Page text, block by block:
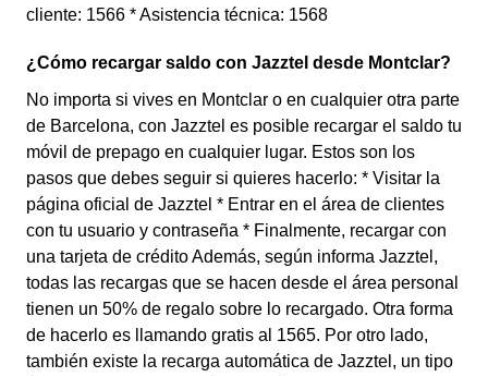
cliente: 1566 * Asistencia técnica: 1568
¿Cómo recargar saldo con Jazztel desde Montclar?
No importa si vives en Montclar o en cualquier otra parte
de Barcelona, con Jazztel es posible recargar el saldo tu
móvil de prepago en cualquier lugar. Estos son los
pasos que debes seguir si quieres hacerlo: * Visitar la
página oficial de Jazztel * Entrar en el área de clientes
con tu usuario y contraseña * Finalmente, recargar con
una tarjeta de crédito Además, según informa Jazztel,
todas las recargas que se hacen desde el área personal
tienen un 50% de regalo sobre lo recargado. Otra forma
de hacerlo es llamando gratis al 1565. Por otro lado,
también existe la recarga automática de Jazztel, un tipo